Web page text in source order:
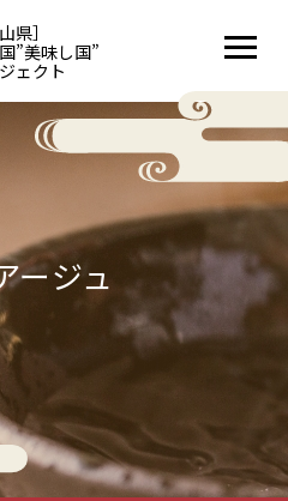
県］
”美味し国”
ェクト
ージュ